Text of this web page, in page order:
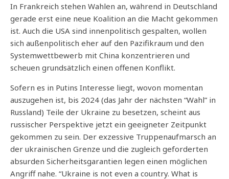
In Frankreich stehen Wahlen an, während in Deutschland
gerade erst eine neue Koalition an die Macht gekommen
ist. Auch die USA sind innenpolitisch gespalten, wollen
sich außenpolitisch eher auf den Pazifikraum und den
Systemwettbewerb mit China konzentrieren und
scheuen grundsätzlich einen offenen Konflikt.
Sofern es in Putins Interesse liegt, wovon momentan
auszugehen ist, bis 2024 (das Jahr der nächsten “Wahl” in
Russland) Teile der Ukraine zu besetzen, scheint aus
russischer Perspektive jetzt ein geeigneter Zeitpunkt
gekommen zu sein. Der exzessive Truppenaufmarsch an
der ukrainischen Grenze und die zugleich geforderten
absurden Sicherheitsgarantien legen einen möglichen
Angriff nahe. “Ukraine is not even a country. What is